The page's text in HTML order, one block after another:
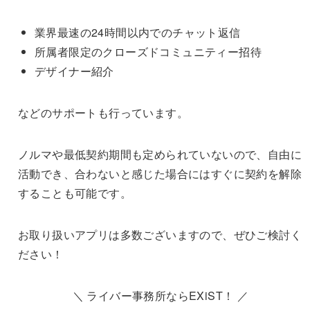
業界最速の24時間以内でのチャット返信
所属者限定のクローズドコミュニティー招待
デザイナー紹介
などのサポートも行っています。
ノルマや最低契約期間も定められていないので、自由に
活動でき、合わないと感じた場合にはすぐに契約を解除
することも可能です。
お取り扱いアプリは多数ございますので、ぜひご検討く
ださい！
＼ ライバー事務所ならEXiST！ ／